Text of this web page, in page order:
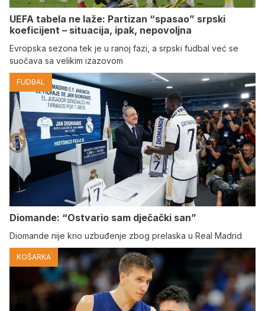
UEFA tabela ne laže: Partizan “spasao” srpski
koeficijent – situacija, ipak, nepovoljna
Evropska sezona tek je u ranoj fazi, a srpski fudbal već se
suočava sa velikim izazovom
FUDBAL
Diomande: “Ostvario sam dječački san”
Diomande nije krio uzbuđenje zbog prelaska u Real Madrid
KOŠARKA